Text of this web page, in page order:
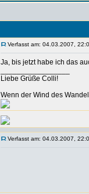
Verfasst am: 04.03.2007,
Ja, bis jetzt habe ich das
Liebe Grüße Colli!
Wenn der Wind des
Verfasst am: 04.03.2007,